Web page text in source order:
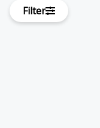
Filter